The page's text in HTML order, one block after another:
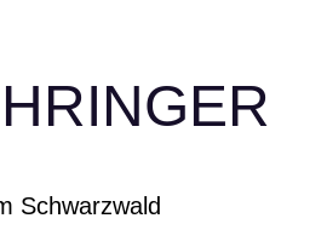
Schwarzwald